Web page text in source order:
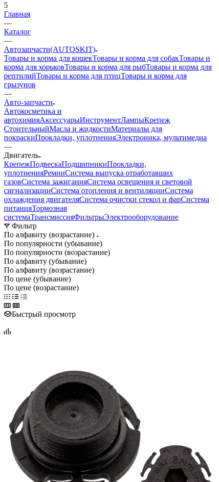
5
Главная
—
Каталог
—
Автозапчасти(AUTOSKIT)
Товары и корма для кошекТовары и корма для собакТовары и
корма для хорьковТовары и корма для рыбТовары и корма для
рептилийТовары и корма для птицТовары и корма для
грызунов
—
Авто-запчасти
Автокосметика и
автохимияАксессуарыИнструментЛампыКрепеж
СтоительныйМасла и жидкостиМатериалы для
покраскиПрокладки, уплотненияЭлектроника, мультимедиа
—
Двигатель
КрепежПодвескаПодшипникиПрокладки,
уплотненияРемниСистема выпуска отработавших
газовСистема зажиганияСистема освещения и световой
сигнализацииСистема отопления и вентиляцииСистема
охлаждения двигателяСистема очистки стекол и фарСистема
питанияТормозная
системаТрансмиссияФильтрыЭлектрооборудование
Фильтр
По алфавиту (возрастание)
По популярности (убывание)
По популярности (возрастание)
По алфавиту (убывание)
По алфавиту (возрастание)
По цене (убывание)
По цене (возрастание)
Быстрый просмотр